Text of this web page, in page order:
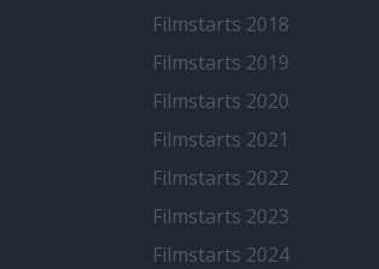
Filmstarts 2018
Filmstarts 2019
Filmstarts 2020
Filmstarts 2021
Filmstarts 2022
Filmstarts 2023
Filmstarts 2024